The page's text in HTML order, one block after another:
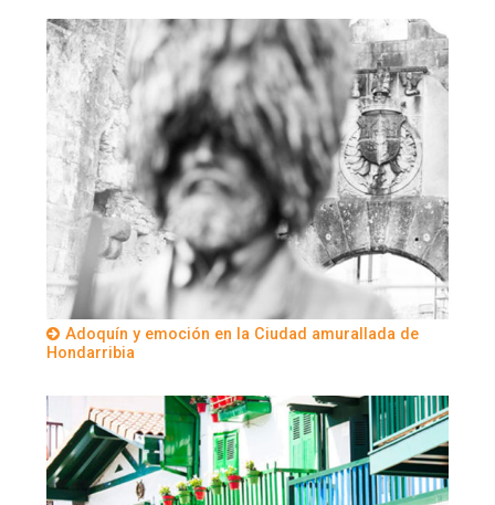
Adoquín y emoción en la Ciudad amurallada de
Hondarribia